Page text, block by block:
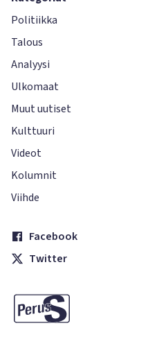
Politiikka
Talous
Analyysi
Ulkomaat
Muut uutiset
Kulttuuri
Videot
Kolumnit
Viihde
Facebook
Twitter